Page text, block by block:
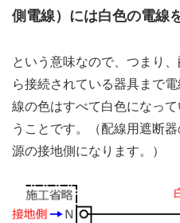
側電線）には白色の電線
という意味なので、つまり
ら接続されている器具まで
線の色はすべて白色になっ
うことです。（配線用遮断
源の接地側になります。）